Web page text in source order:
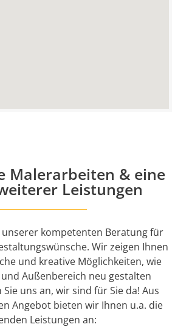
Malerarbeiten & eine
Leistungen
kompetenten Beratung für
Wir zeigen Ihnen
und kreative Möglichkeiten, wie
Außenbereich neu gestalten
uns an, wir sind für Sie da! Aus
Angebot bieten wir Ihnen u.a. die
Leistungen an: